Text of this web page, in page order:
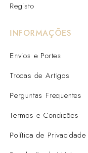
Registo
INFORMAÇÕES
Envios e Portes
Trocas de Artigos
Perguntas Frequentes
Termos e Condições
Política de Privacidade